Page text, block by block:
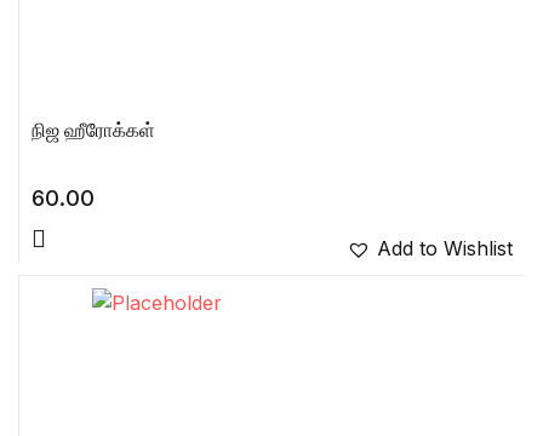
நிஜ ஹீரோக்கள்
60.00
Add to Wishlist